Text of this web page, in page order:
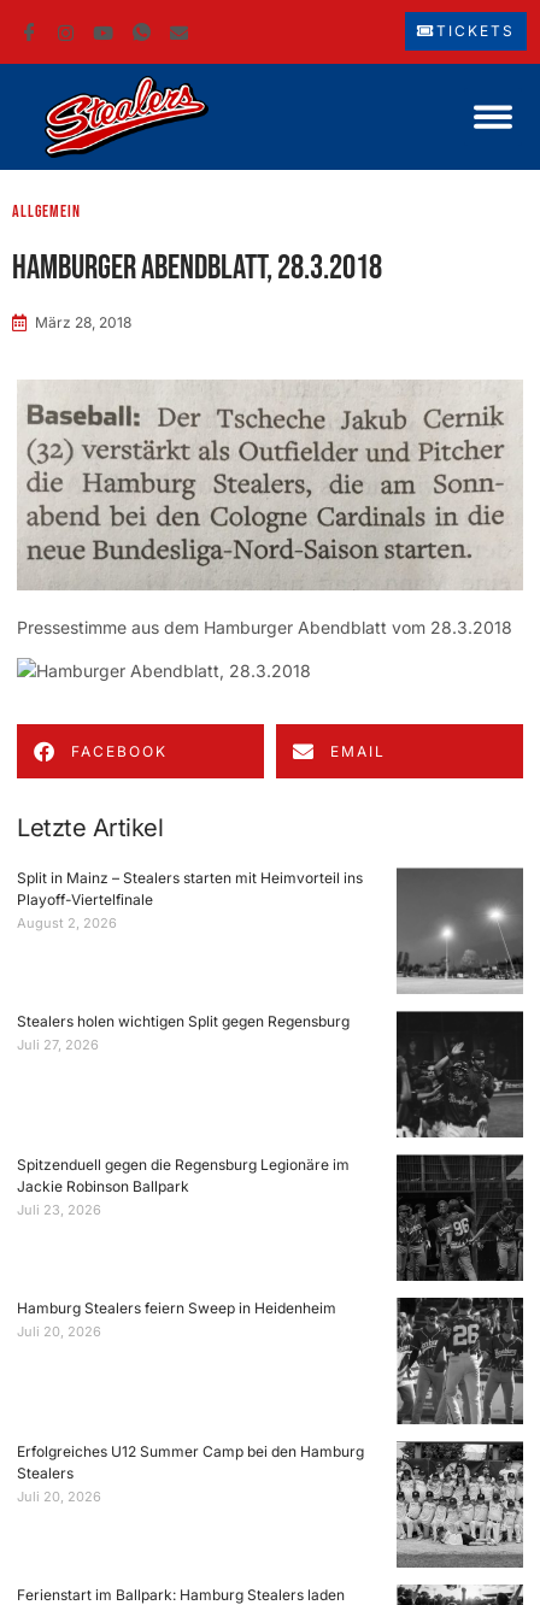
TICKETS
Allgemein
Hamburger Abendblatt, 28.3.2018
März 28, 2018
Pressestimme aus dem Hamburger Abendblatt vom 28.3.2018
FACEBOOK EMAIL
Letzte Artikel
Split in Mainz – Stealers starten mit Heimvorteil ins
Playoff-Viertelfinale
August 2, 2026
Stealers holen wichtigen Split gegen Regensburg
Juli 27, 2026
Spitzenduell gegen die Regensburg Legionäre im
Jackie Robinson Ballpark
Juli 23, 2026
Hamburg Stealers feiern Sweep in Heidenheim
Juli 20, 2026
Erfolgreiches U12 Summer Camp bei den Hamburg
Stealers
Juli 20, 2026
Ferienstart im Ballpark: Hamburg Stealers laden